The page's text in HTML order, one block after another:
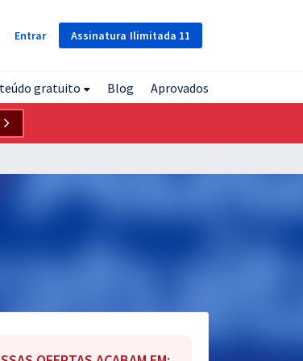
Assinatura Ilimitada 11
Entrar
gratuito Blog Aprovados